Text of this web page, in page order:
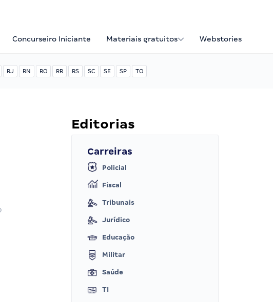
Concurseiro Iniciante Materiais gratuitos Webstories
RJ RN RO RR RS SC SE SP TO
Editorias
Carreiras
Policial
Fiscal
Tribunais
Jurídico
Educação
Militar
Saúde
TI